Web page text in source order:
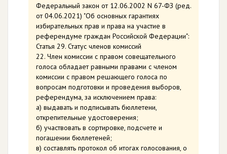
Федеральный закон от 12.06.2002 N 67-ФЗ (ред.
от 04.06.2021) "Об основных гарантиях
избирательных прав и права на участие в
референдуме граждан Российской Федерации":
Статья 29. Статус членов комиссий
22. Член комиссии с правом совещательного
голоса обладает равными правами с членом
комиссии с правом решающего голоса по
вопросам подготовки и проведения выборов,
референдума, за исключением права:
а) выдавать и подписывать бюллетени,
открепительные удостоверения;
б) участвовать в сортировке, подсчете и
погашении бюллетеней;
в) составлять протокол об итогах голосования, о